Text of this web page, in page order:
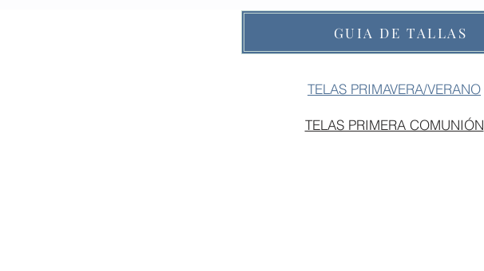
GUIA DE TALLAS
TELAS PRIMAVERA/VERANO
TELAS PRIMERA COMUNIÓN